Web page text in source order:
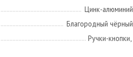
Цинк-алюминий
Благородный чёрный
Ручки-кнопки,